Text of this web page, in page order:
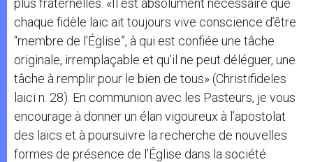
plus fraternelles. «Il est absolument nécessaire que
chaque fidèle laïc ait toujours vive conscience d’être
“membre de l’Église”, à qui est confiée une tâche
originale, irremplaçable et qu’il ne peut déléguer, une
tâche à remplir pour le bien de tous» (Christifideles
laici n. 28). En communion avec les Pasteurs, je vous
encourage à donner un élan vigoureux à l’apostolat
des laïcs et à poursuivre la recherche de nouvelles
formes de présence de l’Église dans la société.